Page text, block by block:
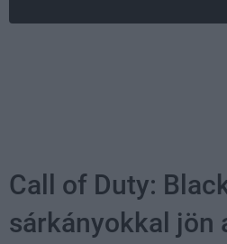
Call of Duty:
sárkányokkal jön